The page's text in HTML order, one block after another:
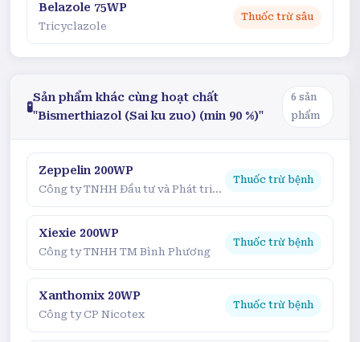
Belazole 75WP
Tricyclazole
Thuốc trừ sâu
🧪
Sản phẩm khác cùng hoạt chất
"Bismerthiazol (Sai ku zuo) (min 90 %)"
6 sản
phẩm
Zeppelin 200WP
Công ty TNHH Đầu tư và Phát triển Ngọc Lâm
Thuốc trừ bệnh
Xiexie 200WP
Công ty TNHH TM Bình Phương
Thuốc trừ bệnh
Xanthomix 20WP
Công ty CP Nicotex
Thuốc trừ bệnh